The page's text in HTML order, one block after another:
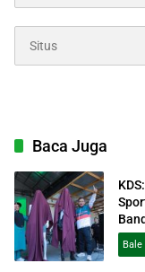
Baca Juga
Bale